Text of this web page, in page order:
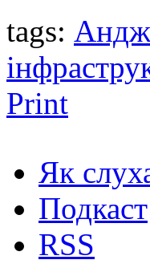
tags:
Print
Як
Подкаст
RSS